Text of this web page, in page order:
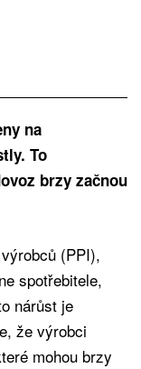
na
To
brzy začnou
(PPI),
spotřebitele,
nárůst je
že výrobci
mohou brzy